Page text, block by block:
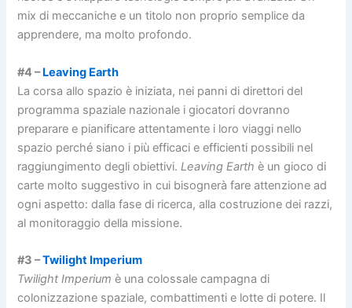
mix di meccaniche e un titolo non proprio semplice da
apprendere, ma molto profondo.
#4 –Leaving Earth
La corsa allo spazio è iniziata, nei panni di direttori del
programma spaziale nazionale i giocatori dovranno
preparare e pianificare attentamente i loro viaggi nello
spazio perché siano i più efficaci e efficienti possibili nel
raggiungimento degli obiettivi.Leaving Earth è un gioco di
carte molto suggestivo in cui bisognerà fare attenzione ad
ogni aspetto: dalla fase di ricerca, alla costruzione dei razzi,
al monitoraggio della missione.
#3 –Twilight Imperium
Twilight Imperium è una colossale campagna di
colonizzazione spaziale, combattimenti e lotte di potere. Il